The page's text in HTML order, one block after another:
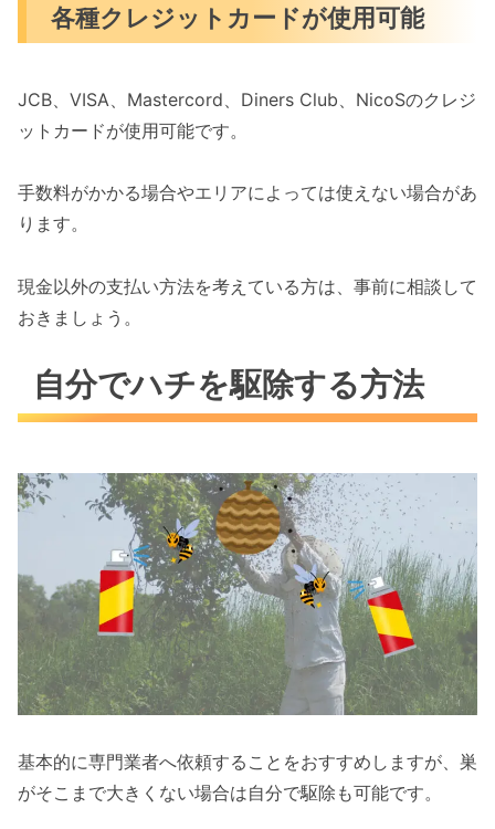
各種クレジットカードが使用可能
JCB、VISA、Mastercord、Diners Club、NicoSのクレジ
ットカードが使用可能です。
手数料がかかる場合やエリアによっては使えない場合があ
ります。
現金以外の支払い方法を考えている方は、事前に相談して
おきましょう。
自分でハチを駆除する方法
基本的に専門業者へ依頼することをおすすめしますが、巣
がそこまで大きくない場合は自分で駆除も可能です。